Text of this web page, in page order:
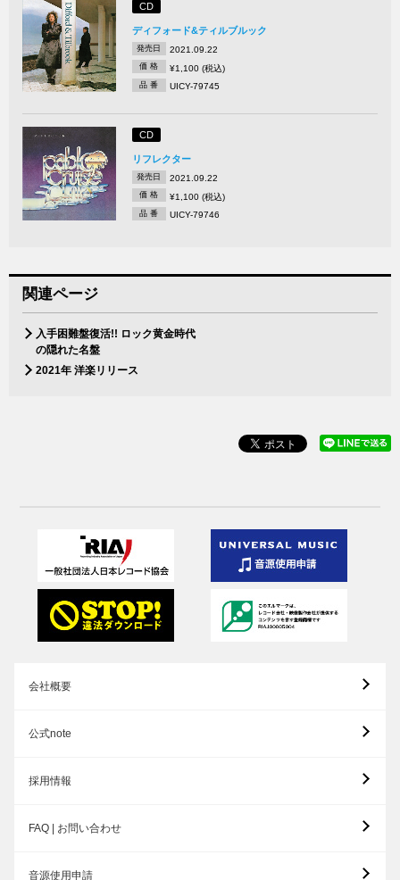
CD
ディフォード&ティルブルック
発売日 2021.09.22
価 格 ¥1,100 (税込)
品 番 UICY-79745
CD
リフレクター
発売日 2021.09.22
価 格 ¥1,100 (税込)
品 番 UICY-79746
関連ページ
入手困難盤復活!! ロック黄金時代
の隠れた名盤
2021年 洋楽リリース
会社概要
公式note
採用情報
FAQ | お問い合わせ
音源使用申請